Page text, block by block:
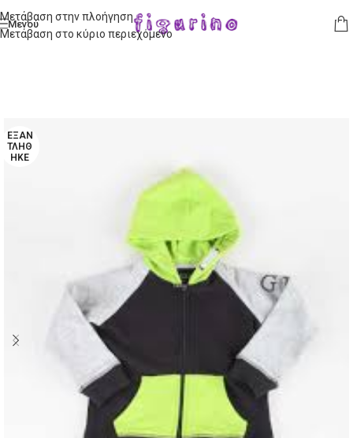
Μετάβαση στην πλοήγηση
Μετάβαση στο κύριο περιεχόμενο
Μενού
ΕΞΑΝ
ΤΛΉΘ
ΗΚΕ